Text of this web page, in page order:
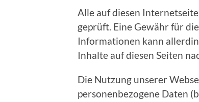
Alle auf diesen
geprüft. Eine Gewähr für
Informationen kann
Inhalte auf diesen Seiten
Die Nutzung unserer
personenbezogene Daten